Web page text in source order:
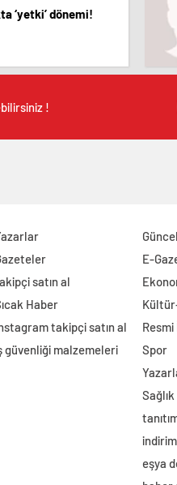
‘yetki’ dönemi!
!
satın al
Haber
takipçi satın al
güvenliği malzemeleri
Güncel
E-
Spor
Sağlık
eşya